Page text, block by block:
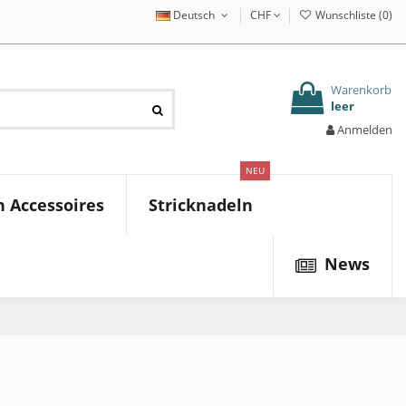
Deutsch CHF Wunschliste (0)
Warenkorb
leer
Anmelden
Accessoires Stricknadeln
NEU
News